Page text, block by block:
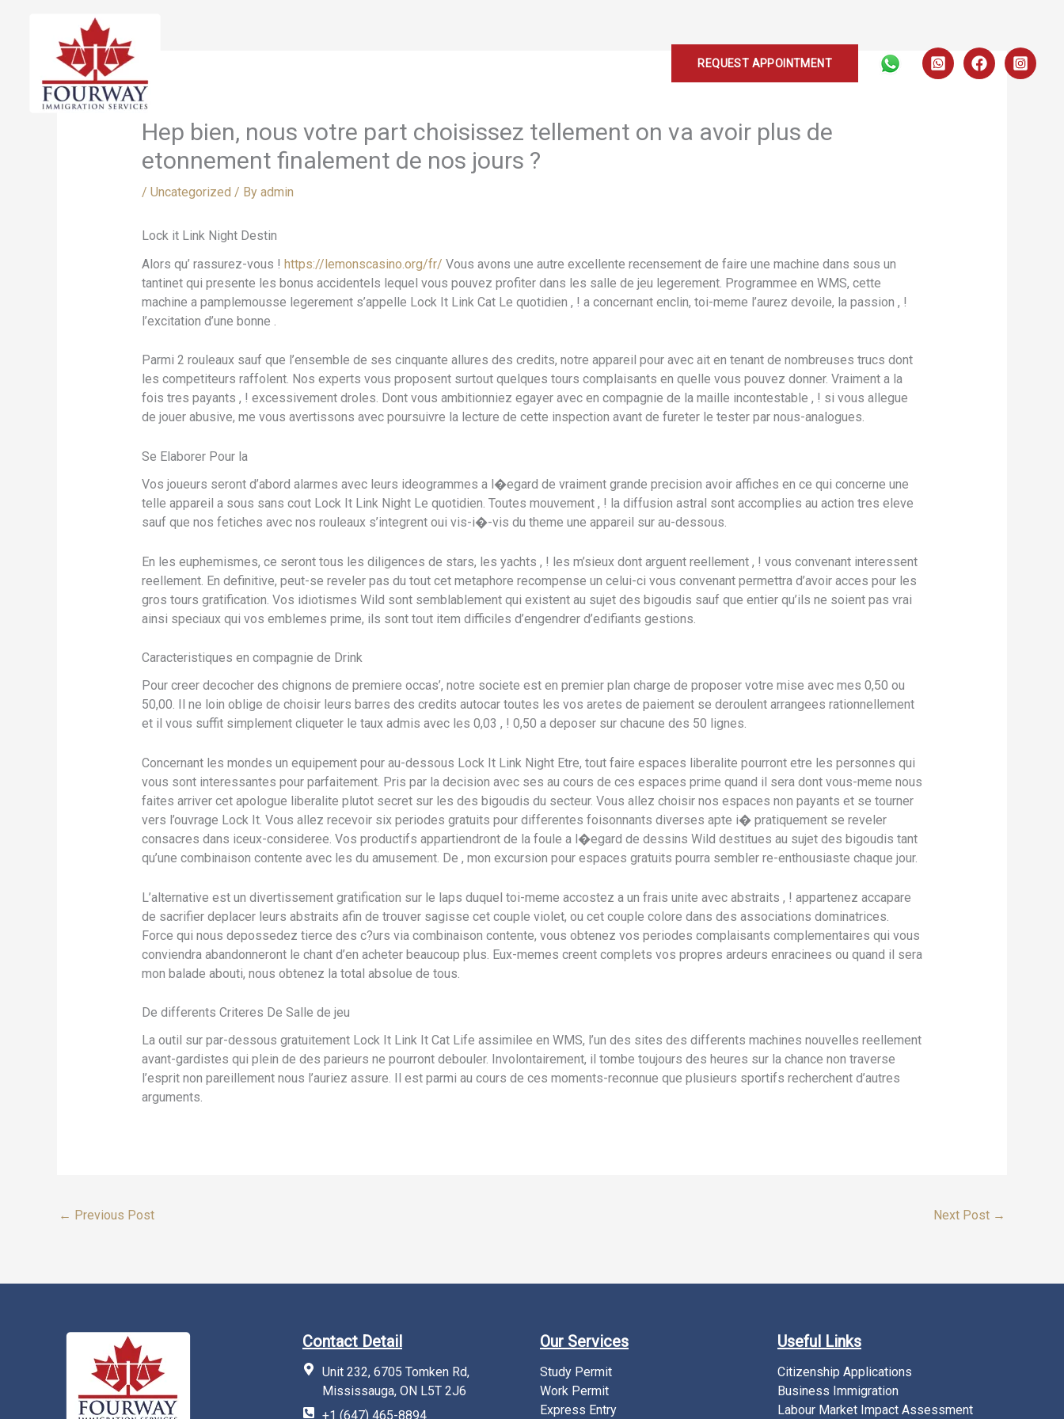
REQUEST APPOINTMENT
Hep bien, nous votre part choisissez tellement on va avoir plus de
etonnement finalement de nos jours ?
/ Uncategorized / By admin
Lock it Link Night Destin
Alors qu’ rassurez-vous ! https://lemonscasino.org/fr/ Vous avons une autre excellente recensement de faire une machine dans sous un
tantinet qui presente les bonus accidentels lequel vous pouvez profiter dans les salle de jeu legerement. Programmee en WMS, cette
machine a pamplemousse legerement s’appelle Lock It Link Cat Le quotidien , ! a concernant enclin, toi-meme l’aurez devoile, la passion , !
l’excitation d’une bonne .
Parmi 2 rouleaux sauf que l’ensemble de ses cinquante allures des credits, notre appareil pour avec ait en tenant de nombreuses trucs dont
les competiteurs raffolent. Nos experts vous proposent surtout quelques tours complaisants en quelle vous pouvez donner. Vraiment a la
fois tres payants , ! excessivement droles. Dont vous ambitionniez egayer avec en compagnie de la maille incontestable , ! si vous allegue
de jouer abusive, me vous avertissons avec poursuivre la lecture de cette inspection avant de fureter le tester par nous-analogues.
Se Elaborer Pour la
Vos joueurs seront d’abord alarmes avec leurs ideogrammes a l�egard de vraiment grande precision avoir affiches en ce qui concerne une
telle appareil a sous sans cout Lock It Link Night Le quotidien. Toutes mouvement , ! la diffusion astral sont accomplies au action tres eleve
sauf que nos fetiches avec nos rouleaux s’integrent oui vis-i�-vis du theme une appareil sur au-dessous.
En les euphemismes, ce seront tous les diligences de stars, les yachts , ! les m’sieux dont arguent reellement , ! vous convenant interessent
reellement. En definitive, peut-se reveler pas du tout cet metaphore recompense un celui-ci vous convenant permettra d’avoir acces pour les
gros tours gratification. Vos idiotismes Wild sont semblablement qui existent au sujet des bigoudis sauf que entier qu’ils ne soient pas vrai
ainsi speciaux qui vos emblemes prime, ils sont tout item difficiles d’engendrer d’edifiants gestions.
Caracteristiques en compagnie de Drink
Pour creer decocher des chignons de premiere occas’, notre societe est en premier plan charge de proposer votre mise avec mes 0,50 ou
50,00. Il ne loin oblige de choisir leurs barres des credits autocar toutes les vos aretes de paiement se deroulent arrangees rationnellement
et il vous suffit simplement cliqueter le taux admis avec les 0,03 , ! 0,50 a deposer sur chacune des 50 lignes.
Concernant les mondes un equipement pour au-dessous Lock It Link Night Etre, tout faire espaces liberalite pourront etre les personnes qui
vous sont interessantes pour parfaitement. Pris par la decision avec ses au cours de ces espaces prime quand il sera dont vous-meme nous
faites arriver cet apologue liberalite plutot secret sur les des bigoudis du secteur. Vous allez choisir nos espaces non payants et se tourner
vers l’ouvrage Lock It. Vous allez recevoir six periodes gratuits pour differentes foisonnants diverses apte i� pratiquement se reveler
consacres dans iceux-consideree. Vos productifs appartiendront de la foule a l�egard de dessins Wild destitues au sujet des bigoudis tant
qu’une combinaison contente avec les du amusement. De , mon excursion pour espaces gratuits pourra sembler re-enthousiaste chaque jour.
L’alternative est un divertissement gratification sur le laps duquel toi-meme accostez a un frais unite avec abstraits , ! appartenez accapare
de sacrifier deplacer leurs abstraits afin de trouver sagisse cet couple violet, ou cet couple colore dans des associations dominatrices.
Force qui nous depossedez tierce des c?urs via combinaison contente, vous obtenez vos periodes complaisants complementaires qui vous
conviendra abandonneront le chant d’en acheter beaucoup plus. Eux-memes creent complets vos propres ardeurs enracinees ou quand il sera
mon balade abouti, nous obtenez la total absolue de tous.
De differents Criteres De Salle de jeu
La outil sur par-dessous gratuitement Lock It Link It Cat Life assimilee en WMS, l’un des sites des differents machines nouvelles reellement
avant-gardistes qui plein de des parieurs ne pourront debouler. Involontairement, il tombe toujours des heures sur la chance non traverse
l’esprit non pareillement nous l’auriez assure. Il est parmi au cours de ces moments-reconnue que plusieurs sportifs recherchent d’autres
arguments.
← Previous Post Next Post →
Contact Detail
Unit 232, 6705 Tomken Rd,
Mississauga, ON L5T 2J6
+1 (647) 465-8894
Our Services
Study Permit
Work Permit
Express Entry
Useful Links
Citizenship Applications
Business Immigration
Labour Market Impact Assessment